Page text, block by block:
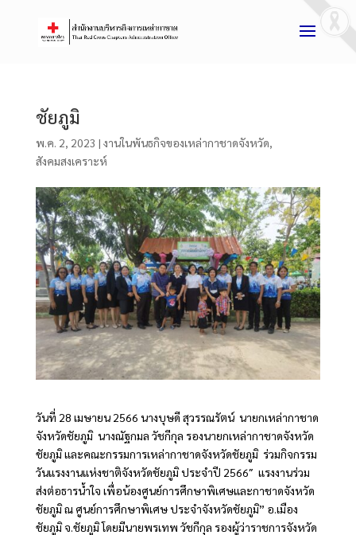
ชัยภูมิ
พ.ค. 2, 2023 | งานในพันธกิจของเหล่ากาชาดจังหวัด,
สังคมสงเคราะห์
วันที่ 28 เมษายน 2566 นางบุษดี สุวรรณรัตน์ นายกเหล่ากาชาด
จังหวัดชัยภูมิ นางณัฐกมล วัชกีกุล รองนายกเหล่ากาชาดจังหวัด
ชัยภูมิ และคณะกรรมการเหล่ากาชาดจังหวัดชัยภูมิ ร่วมกิจกรรม
วันแรงงานแห่งชาติจังหวัดชัยภูมิ ประจำปี 2566″ แรงงานร่วม
ส่งต่อธารน้ำใจ เพื่อน้องศูนย์การศึกษาพิเศษและกาชาดจังหวัด
ชัยภูมิ ณ ศูนย์การศึกษาพิเศษ ประจำจังหวัดชัยภูมิ” อ.เมือง
ชัยภูมิ จ.ชัยภูมิ โดยมีนายพรเทพ วัชกีกุล รองผู้ว่าราชการจังหวัด